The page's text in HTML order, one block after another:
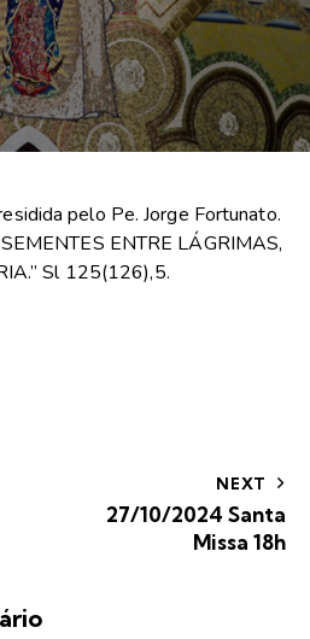
pelo Pe. Jorge Fortunato.
ENTRE LÁGRIMAS,
Sl 125(126),5.
NEXT
27/10/2024 Santa
Missa 18h